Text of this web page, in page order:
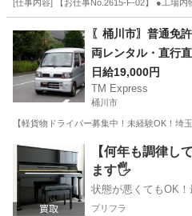
[仕事内容] 【お仕事No.2615-F-02】 ●工
その他
〖桶川市〗普通免
両レンタル・直行
日給19,000円
TM Express
桶川市
【軽貨物ドライバー募集中！未経験OK！
埼玉 桶川市 ドライバー 社用車
【何年も調律し
ます🖐️
状態が悪くてもOK
プリフラ